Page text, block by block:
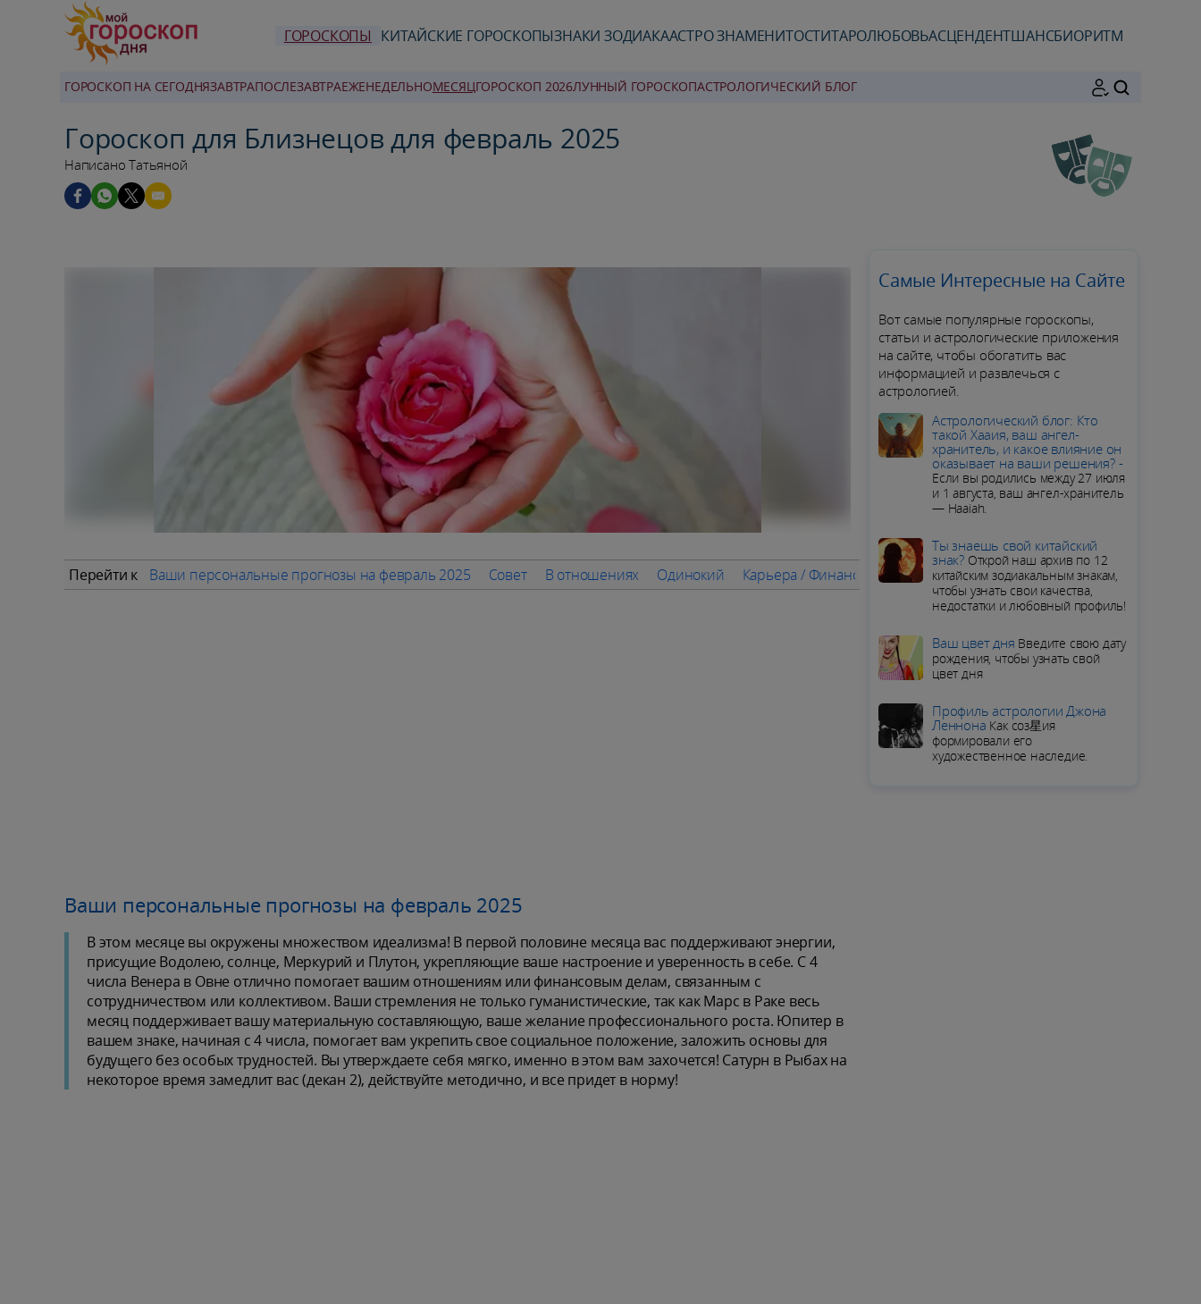
ГОРОСКОПЫ КИТАЙСКИЕ ГОРОСКОПЫЗНАКИ ЗОДИАКААСТРО ЗНАМЕНИТОСТИТАРОЛЮБОВЬАСЦЕНДЕНТШАНСБИОРИТМ
ГОРОСКОП НА СЕГОДНЯЗАВТРАПОСЛЕЗАВТРАЕЖЕНЕДЕЛЬНОMЕСЯЦГОРОСКОП 2026ЛУННЫЙ ГОРОСКОПAСТРОЛОГИЧЕСКИЙ БЛОГ
Гороскоп для Близнецов для февраль 2025
Написано Татьяной
Перейти к Ваши персональные прогнозы на февраль 2025 Совет В отношениях Одинокий Карьера / Финансы Советы месяца ПОДРОБНЫЙ ГОРОСКОП для
Ваши персональные прогнозы на февраль 2025
В этом месяце вы окружены множеством идеализма! В первой половине месяца вас поддерживают энергии,
присущие Водолею, солнце, Меркурий и Плутон, укрепляющие ваше настроение и уверенность в себе. С 4
числа Венера в Овне отлично помогает вашим отношениям или финансовым делам, связанным с
сотрудничеством или коллективом. Ваши стремления не только гуманистические, так как Марс в Раке весь
месяц поддерживает вашу материальную составляющую, ваше желание профессионального роста. Юпитер в
вашем знаке, начиная с 4 числа, помогает вам укрепить свое социальное положение, заложить основы для
будущего без особых трудностей. Вы утверждаете себя мягко, именно в этом вам захочется! Сатурн в Рыбах на
некоторое время замедлит вас (декан 2), действуйте методично, и все придет в норму!
Самые Интересные на Сайте
Вот самые популярные гороскопы,
статьи и астрологические приложения
на сайте, чтобы обогатить вас
информацией и развлечься с
астрологией.
Aстрологический блог: Кто
такой Хааия, ваш ангел-
хранитель, и какое влияние он
оказывает на ваши решения? -
Если вы родились между 27 июля
и 1 августа, ваш ангел-хранитель
— Haaiah.
Ты знаешь свой китайский
знак? Открой наш архив по 12
китайским зодиакальным знакам,
чтобы узнать свои качества,
недостатки и любовный профиль!
Ваш цвет дня Введите свою дату
рождения, чтобы узнать свой
цвет дня
Профиль астрологии Джона
Леннона Как соз星ия
формировали его
художественное наследие.